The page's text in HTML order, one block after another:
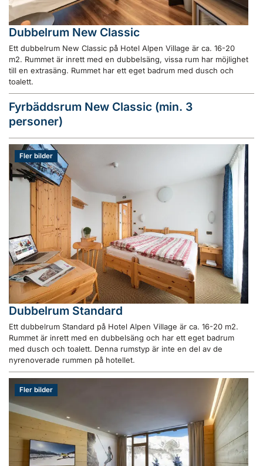
Dubbelrum New Classic
Ett dubbelrum New Classic på Hotel Alpen Village är ca. 16-20
m2. Rummet är inrett med en dubbelsäng, vissa rum har möjlighet
till en extrasäng. Rummet har ett eget badrum med dusch och
toalett.
Fyrbäddsrum New Classic (min. 3
personer)
Fler bilder
Dubbelrum Standard
Ett dubbelrum Standard på Hotel Alpen Village är ca. 16-20 m2.
Rummet är inrett med en dubbelsäng och har ett eget badrum
med dusch och toalett. Denna rumstyp är inte en del av de
nyrenoverade rummen på hotellet.
Fler bilder